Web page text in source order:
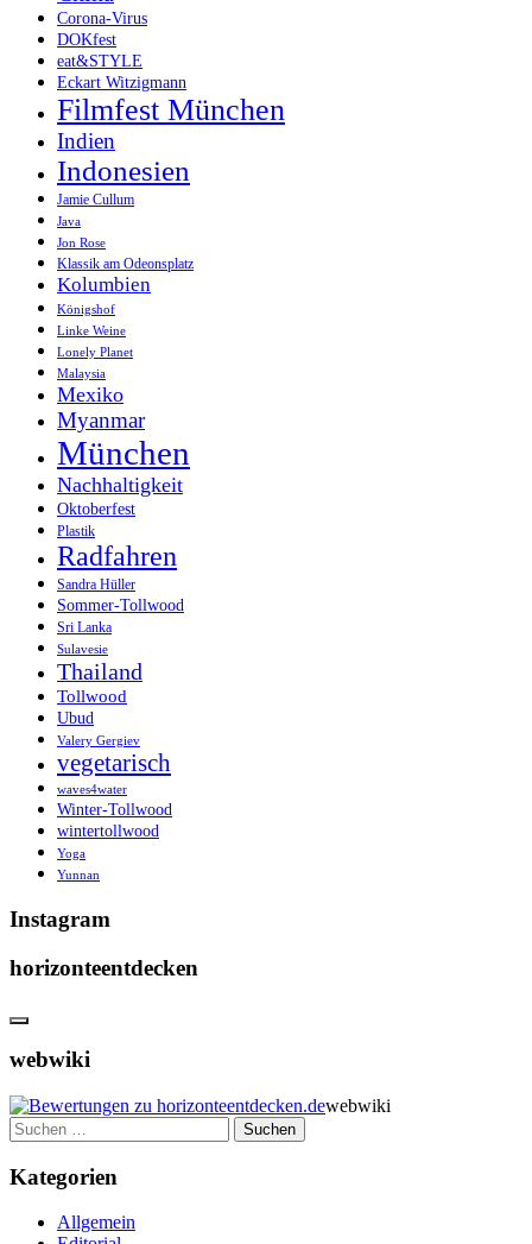
Corona-Virus
DOKfest
eat&STYLE
Eckart Witzigmann
Filmfest München
Indien
Indonesien
Jamie Cullum
Java
Jon Rose
Klassik am Odeonsplatz
Kolumbien
Königshof
Linke Weine
Lonely Planet
Malaysia
Mexiko
Myanmar
München
Nachhaltigkeit
Oktoberfest
Plastik
Radfahren
Sandra Hüller
Sommer-Tollwood
Sri Lanka
Sulavesie
Thailand
Tollwood
Ubud
Valery Gergiev
vegetarisch
waves4water
Winter-Tollwood
wintertollwood
Yoga
Yunnan
Instagram
horizonteentdecken
webwiki
webwiki
Suchen
nach:
Kategorien
Allgemein